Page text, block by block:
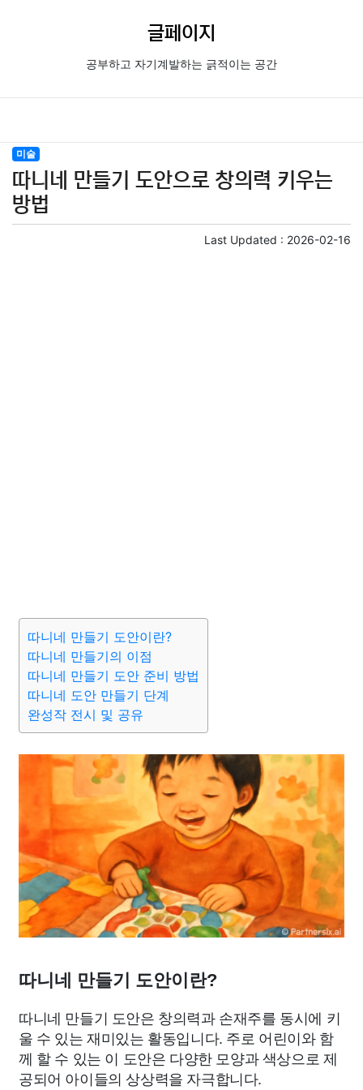
글페이지
공부하고 자기계발하는 긁적이는 공간
미술
따니네 만들기 도안으로 창의력 키우는
방법
Last Updated : 2026-02-16
따니네 만들기 도안이란?
따니네 만들기의 이점
따니네 만들기 도안 준비 방법
따니네 도안 만들기 단계
완성작 전시 및 공유
따니네 만들기 도안이란?
따니네 만들기 도안은 창의력과 손재주를 동시에 키
울 수 있는 재미있는 활동입니다. 주로 어린이와 함
께 할 수 있는 이 도안은 다양한 모양과 색상으로 제
공되어 아이들의 상상력을 자극합니다.